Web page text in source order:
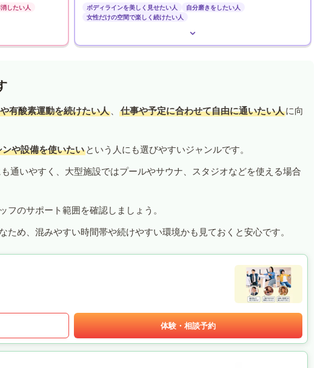
したい人 ボディラインを美しく見せたい人
自分磨きをしたい人
女性だけの空間で楽しく続けたい人
有酸素運動を続けたい人 、 仕事や予定に合わせて自由に通いたい人に向
や設備を使いたい という人にも選びやすいジャンルです。
通いやすく、大型施設ではプールやサウナ、スタジオなどを使える場合
のサポート範囲を確認しましょう。
ため、混みやすい時間帯や続けやすい環境かも見ておくと安心です。
体験・相談予約